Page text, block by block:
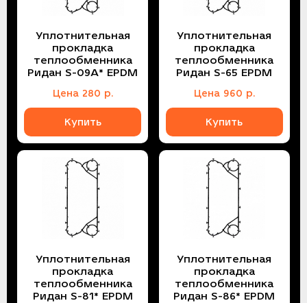
Уплотнительная
прокладка
теплообменника
Ридан S-09A* EPDM
Цена 280 р.
Купить
Уплотнительная
прокладка
теплообменника
Ридан S-65 EPDM
Цена 960 р.
Купить
Уплотнительная
прокладка
теплообменника
Ридан S-81* EPDM
Уплотнительная
прокладка
теплообменника
Ридан S-86* EPDM